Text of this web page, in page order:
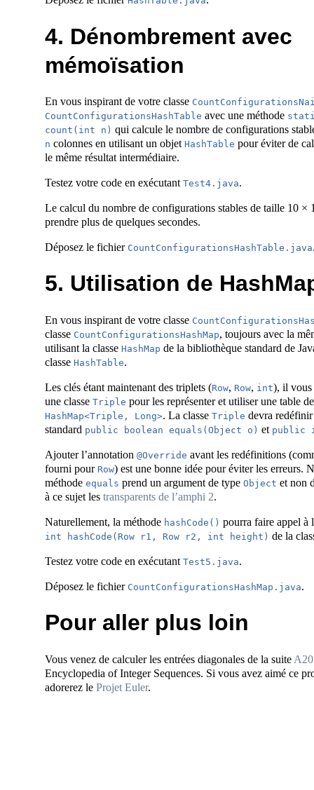
4. Dénombrement avec
mémoïsation
En vous inspirant de votre classe
CountConfigurationsHashTable avec une méthode
count(int n) qui calcule le nombre de configurations
n colonnes en utilisant un objet HashTable pour éviter de
le même résultat intermédiaire.
Testez votre code en exécutant Test4.java.
Le calcul du nombre de configurations stables de taille 10 ×
prendre plus de quelques secondes.
Déposez le fichier CountConfigurationsHashTable.java
5. Utilisation de
En vous inspirant de votre classe
classe CountConfigurationsHashMap, toujours avec la
utilisant la classe HashMap de la bibliothèque standard de
classe HashTable.
Les clés étant maintenant des triplets (Row, Row, int), il vous
une classe Triple pour les représenter et utiliser une table
HashMap<Triple, Long>. La classe Triple devra
standard public boolean equals(Object o) et public
Ajouter l’annotation @Override avant les redéfinitions
fourni pour Row) est une bonne idée pour éviter les erreurs.
méthode equals prend un argument de type Object et non
à ce sujet les transparents de l’amphi 2.
Naturellement, la méthode hashCode() pourra faire appel à
int hashCode(Row r1, Row r2, int height) de la
Testez votre code en exécutant Test5.java.
Déposez le fichier CountConfigurationsHashMap.java.
Pour aller plus loin
Vous venez de calculer les entrées diagonales de la suite
Encyclopedia of Integer Sequences. Si vous avez aimé ce
adorerez le Projet Euler.